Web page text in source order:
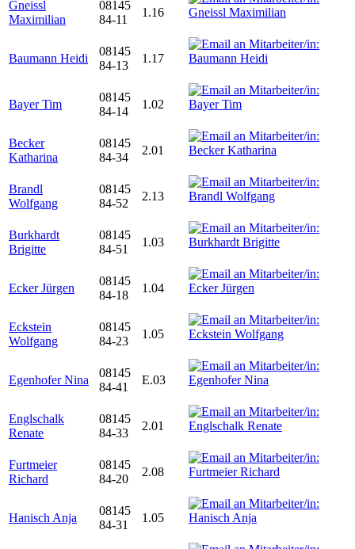
Gneissl
Maximilian
08145
84-11
1.16
Baumann Heidi
08145
84-13
1.17
Bayer Tim
08145
84-14
1.02
Becker
Katharina
08145
84-34
2.01
Brandl
Wolfgang
08145
84-52
2.13
Burkhardt
Brigitte
08145
84-51
1.03
Ecker Jürgen
08145
84-18
1.04
Eckstein
Wolfgang
08145
84-23
1.05
Egenhofer Nina
08145
84-41
E.03
Englschalk
Renate
08145
84-33
2.01
Furtmeier
Richard
08145
84-20
2.08
Hanisch Anja
08145
84-31
1.05